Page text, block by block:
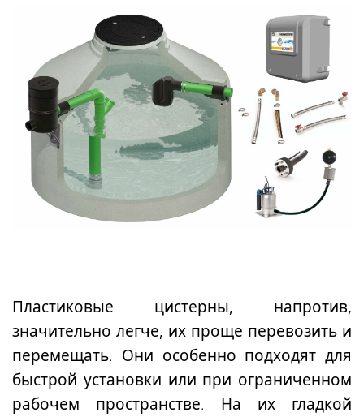
Пластиковые цистерны, напротив,
значительно легче, их проще перевозить и
перемещать. Они особенно подходят для
быстрой установки или при ограниченном
рабочем пространстве. На их гладкой